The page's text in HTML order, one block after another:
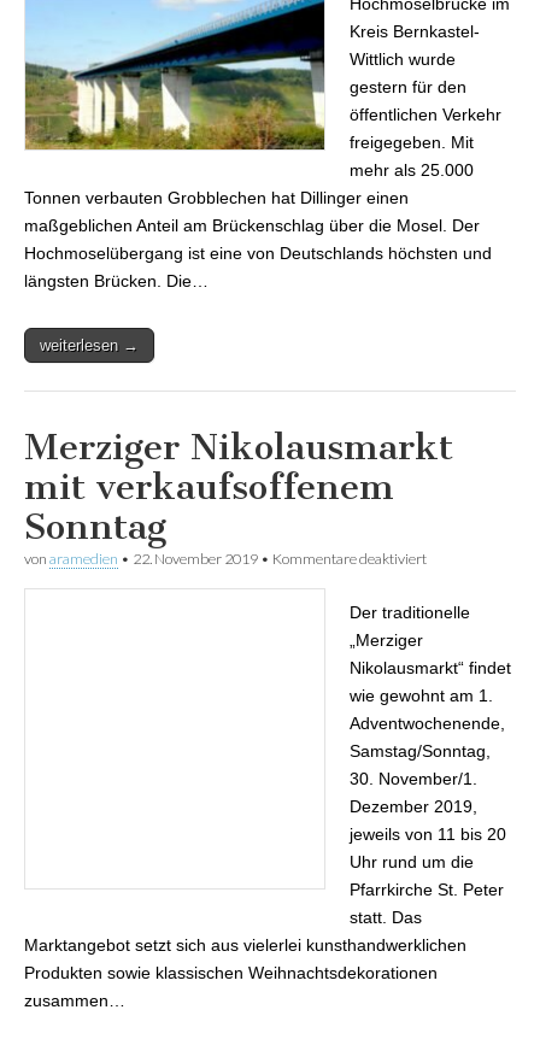
Hochmoselbrücke im
Kreis Bernkastel-
Wittlich wurde
gestern für den
öffentlichen Verkehr
freigegeben. Mit
mehr als 25.000
Tonnen verbauten Grobblechen hat Dillinger einen
maßgeblichen Anteil am Brückenschlag über die Mosel. Der
Hochmoselübergang ist eine von Deutschlands höchsten und
längsten Brücken. Die…
weiterlesen →
Merziger Nikolausmarkt
mit verkaufsoffenem
Sonntag
von aramedien • 22. November 2019 • Kommentare deaktiviert
verkaufsoffenem
Der traditionelle
„Merziger
Nikolausmarkt“ findet
wie gewohnt am 1.
Adventwochenende,
Samstag/Sonntag,
30. November/1.
Dezember 2019,
jeweils von 11 bis 20
Uhr rund um die
Pfarrkirche St. Peter
statt. Das
Marktangebot setzt sich aus vielerlei kunsthandwerklichen
Produkten sowie klassischen Weihnachtsdekorationen
zusammen…